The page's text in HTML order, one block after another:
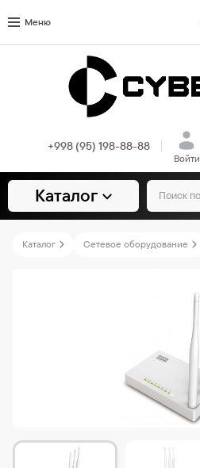
Меню
+998 (95) 198-88-88
Войти
Каталог
Каталог Сетевое оборудование